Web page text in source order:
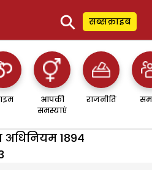
⚲ सब्सक्राइब
आपकी
समस्याएं
राजनीति
अधिनियम 1894